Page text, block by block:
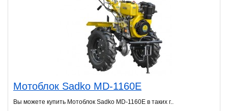
Мотоблок Sadko MD-1160E
Вы можете купить Мотоблок Sadko MD-1160E в таких г..